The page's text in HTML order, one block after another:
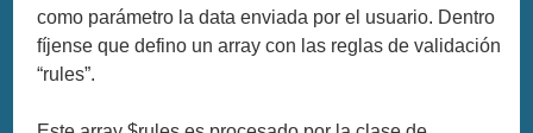
como parámetro la data enviada por el usuario. Dentro
fíjense que defino un array con las reglas de validación
“rules”.